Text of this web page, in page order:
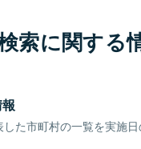
索に関する
た市町村の一覧を実施日